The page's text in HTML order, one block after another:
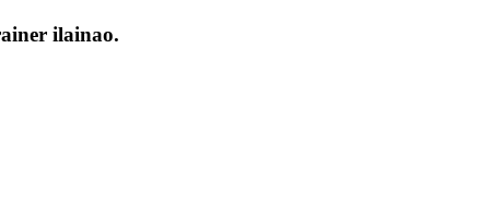
ilainao.